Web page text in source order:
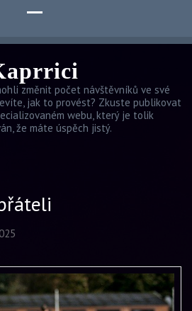
změnit počet návštěvníků ve své
jak to provést? Zkuste publikovat
webu, který je tolik
že máte úspěch jistý.